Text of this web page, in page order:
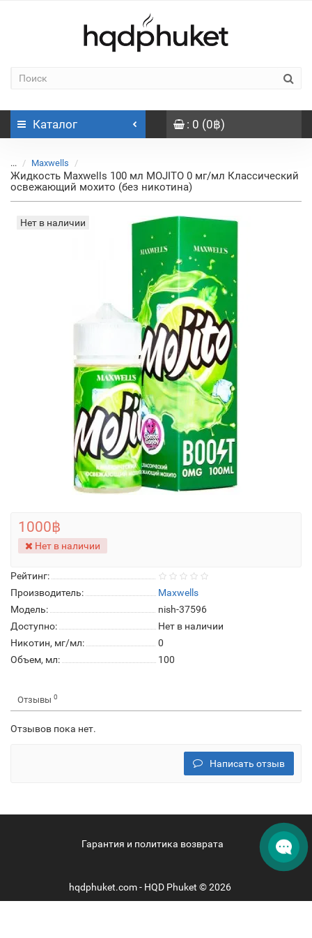
Каталог : 0 (0฿)
... Maxwells
Жидкость Maxwells 100 мл MOJITO 0 мг/мл Классический
освежающий мохито (без никотина)
Нет в наличии
Рейтинг:
Производитель:
Maxwells
Модель:
nish-37596
Доступно:
Нет в наличии
Никотин, мг/мл:
0
Объем, мл:
100
1000฿
Нет в наличии
Отзывы 0
Отзывов пока нет.
Написать отзыв
Гарантия и политика возврата
hqdphuket.com - HQD Phuket © 2026